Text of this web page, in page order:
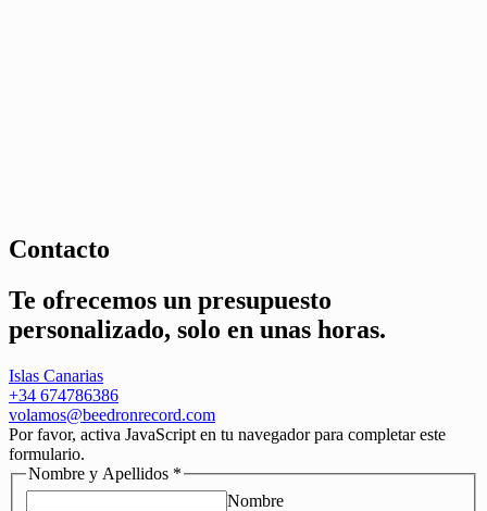
Contacto
Te ofrecemos un presupuesto
personalizado, solo en unas horas.
Islas Canarias
+34 674786386
volamos@beedronrecord.com
Por favor, activa JavaScript en tu navegador para completar este
formulario.
Nombre y Apellidos *
Nombre